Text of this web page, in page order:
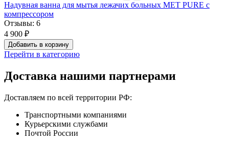
Надувная ванна для мытья лежачих больных MET PURE с
компрессором
Отзывы: 6
4 900 ₽
Добавить в корзину
Перейти в категорию
Доставка нашими партнерами
Доставляем по всей территории РФ:
Транспортными компаниями
Курьерскими службами
Почтой России